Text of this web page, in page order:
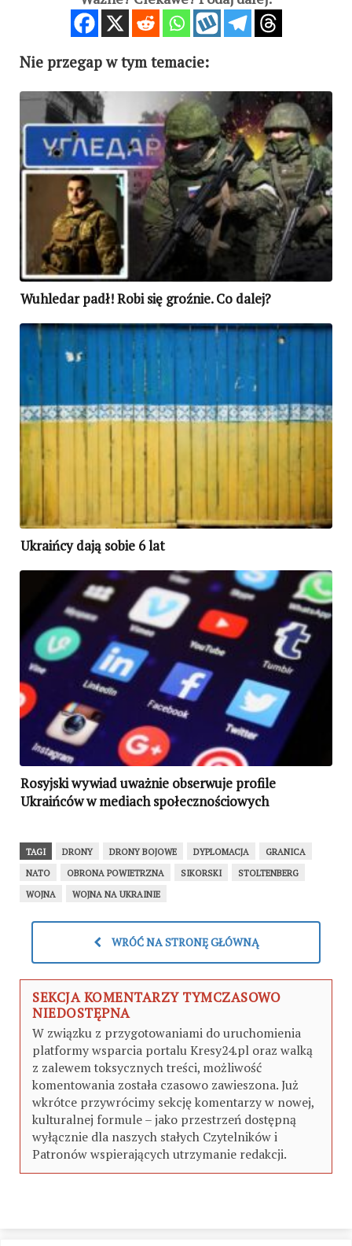
Nie przegap w tym temacie:
Wuhledar padł! Robi się groźnie. Co dalej?
Ukraińcy dają sobie 6 lat
Rosyjski wywiad uważnie obserwuje profile
Ukraińców w mediach społecznościowych
TAGI DRONY DRONY BOJOWE DYPLOMACJA
GRANICA
NATO
OBRONA POWIETRZNA SIKORSKI
STOLTENBERG
WOJNA
WOJNA NA UKRAINIE
WRÓĆ NA STRONĘ GŁÓWNĄ
SEKCJA KOMENTARZY TYMCZASOWO
NIEDOSTĘPNA
W związku z przygotowaniami do uruchomienia
platformy wsparcia portalu Kresy24.pl oraz walką
z zalewem toksycznych treści, możliwość
komentowania została czasowo zawieszona. Już
wkrótce przywrócimy sekcję komentarzy w nowej,
kulturalnej formule – jako przestrzeń dostępną
wyłącznie dla naszych stałych Czytelników i
Patronów wspierających utrzymanie redakcji.